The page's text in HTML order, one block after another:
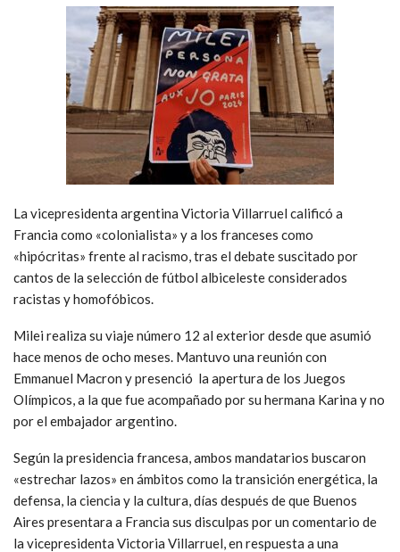
La vicepresidenta argentina Victoria Villarruel calificó a
Francia como «colonialista» y a los franceses como
«hipócritas» frente al racismo, tras el debate suscitado por
cantos de la selección de fútbol albiceleste considerados
racistas y homofóbicos.
Milei realiza su viaje número 12 al exterior desde que asumió
hace menos de ocho meses. Mantuvo una reunión con
Emmanuel Macron y presenció la apertura de los Juegos
Olímpicos, a la que fue acompañado por su hermana Karina y no
por el embajador argentino.
Según la presidencia francesa, ambos mandatarios buscaron
«estrechar lazos» en ámbitos como la transición energética, la
defensa, la ciencia y la cultura, días después de que Buenos
Aires presentara a Francia sus disculpas por un comentario de
la vicepresidenta Victoria Villarruel, en respuesta a una